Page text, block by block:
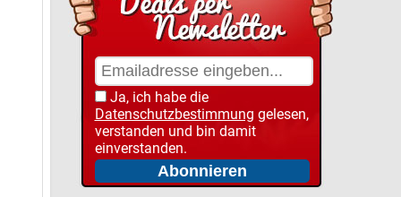
Ja, ich habe die
Datenschutzbestimmung gelesen,
verstanden und bin damit
einverstanden.